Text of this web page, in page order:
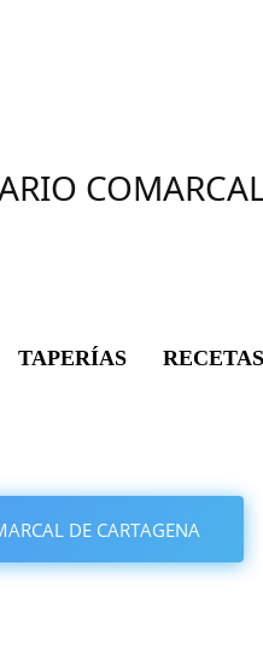
TAPERÍAS RECETAS
DE CARTAGENA